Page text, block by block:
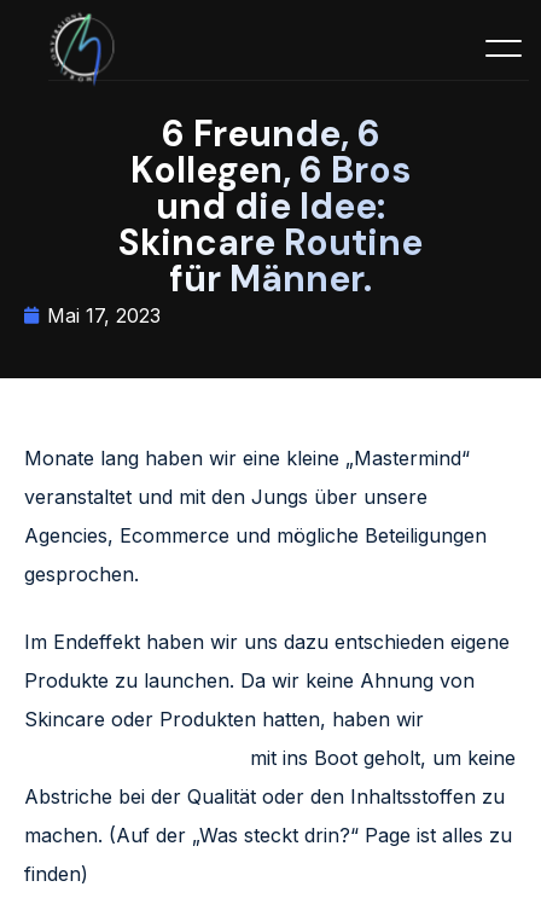
6 Freunde, 6
Kollegen, 6 Bros
und die Idee:
Skincare Routine
für Männer.
Mai 17, 2023
Monate lang haben wir eine kleine „Mastermind“
veranstaltet und mit den Jungs über unsere
Agencies, Ecommerce und mögliche Beteiligungen
gesprochen.
Im Endeffekt haben wir uns dazu entschieden eigene
Produkte zu launchen. Da wir keine Ahnung von
Skincare oder Produkten hatten, haben wir
mit ins Boot geholt, um keine
Abstriche bei der Qualität oder den Inhaltsstoffen zu
machen. (Auf der „Was steckt drin?“ Page ist alles zu
finden)